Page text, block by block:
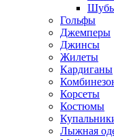
Гольфы
Джемперы
Джинсы
Жилеты
Кардиганы
Корсеты
Костюмы
Лыжная